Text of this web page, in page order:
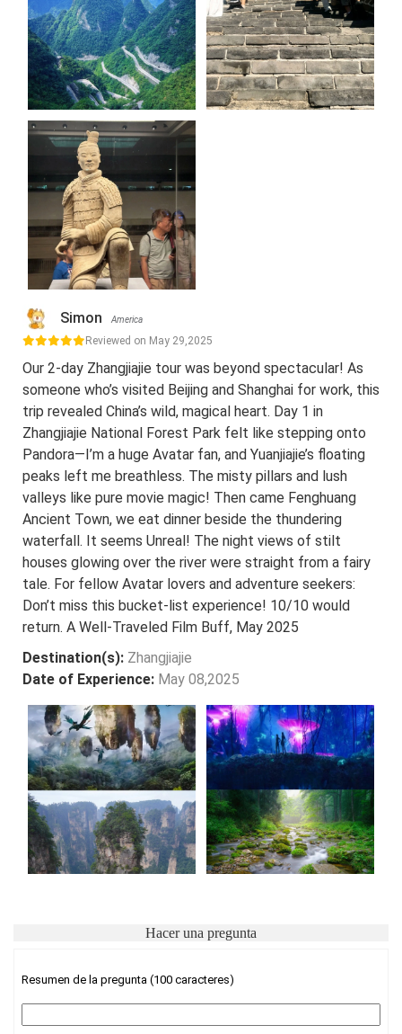
Simon America
Reviewed on May 29,2025
Our 2-day Zhangjiajie tour was beyond spectacular! As
someone who’s visited Beijing and Shanghai for work, this
trip revealed China’s wild, magical heart. Day 1 in
Zhangjiajie National Forest Park felt like stepping onto
Pandora—I’m a huge Avatar fan, and Yuanjiajie’s floating
peaks left me breathless. The misty pillars and lush
valleys like pure movie magic! Then came Fenghuang
Ancient Town, we eat dinner beside the thundering
waterfall. It seems Unreal! The night views of stilt
houses glowing over the river were straight from a fairy
tale. For fellow Avatar lovers and adventure seekers:
Don’t miss this bucket-list experience! 10/10 would
return. A Well-Traveled Film Buff, May 2025
Destination(s): Zhangjiajie
Date of Experience: May 08,2025
Hacer una pregunta
Resumen de la pregunta (100 caracteres)